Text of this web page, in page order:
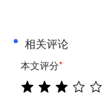
相关评论
本文评分*